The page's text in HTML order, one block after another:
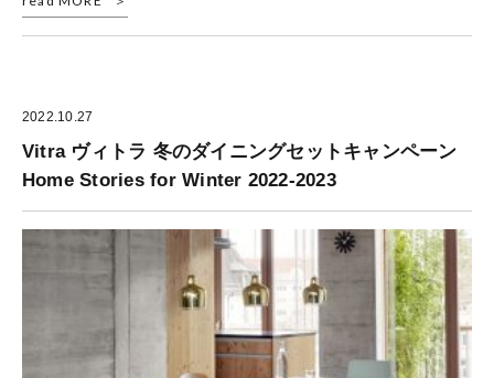
2022.10.27
Vitra ヴィトラ 冬のダイニングセットキャンペーン
Home Stories for Winter 2022-2023